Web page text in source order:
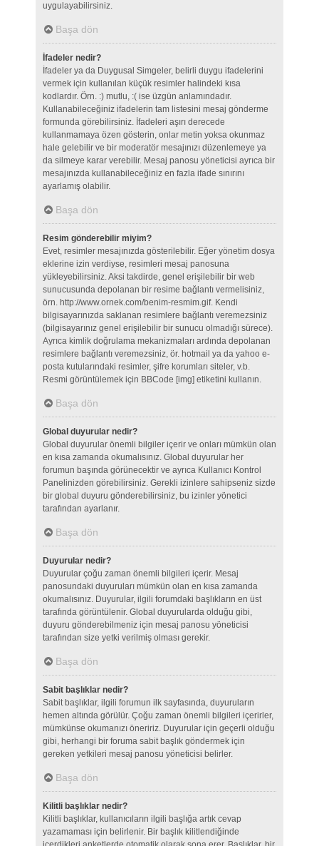
uygulayabilirsiniz.
Başa dön
İfadeler nedir?
İfadeler ya da Duygusal Simgeler, belirli duygu ifadelerini
vermek için kullanılan küçük resimler halindeki kısa
kodlardır. Örn. :) mutlu, :( ise üzgün anlamındadır.
Kullanabileceğiniz ifadelerin tam listesini mesaj gönderme
formunda görebilirsiniz. İfadeleri aşırı derecede
kullanmamaya özen gösterin, onlar metin yoksa okunmaz
hale gelebilir ve bir moderatör mesajınızı düzenlemeye ya
da silmeye karar verebilir. Mesaj panosu yöneticisi ayrıca bir
mesajınızda kullanabileceğiniz en fazla ifade sınırını
ayarlamış olabilir.
Başa dön
Resim gönderebilir miyim?
Evet, resimler mesajınızda gösterilebilir. Eğer yönetim dosya
eklerine izin verdiyse, resimleri mesaj panosuna
yükleyebilirsiniz. Aksi takdirde, genel erişilebilir bir web
sunucusunda depolanan bir resime bağlantı vermelisiniz,
örn. http://www.ornek.com/benim-resmim.gif. Kendi
bilgisayarınızda saklanan resimlere bağlantı veremezsiniz
(bilgisayarınız genel erişilebilir bir sunucu olmadığı sürece).
Ayrıca kimlik doğrulama mekanizmaları ardında depolanan
resimlere bağlantı veremezsiniz, ör. hotmail ya da yahoo e-
posta kutularındaki resimler, şifre korumları siteler, v.b.
Resmi görüntülemek için BBCode [img] etiketini kullanın.
Başa dön
Global duyurular nedir?
Global duyurular önemli bilgiler içerir ve onları mümkün olan
en kısa zamanda okumalısınız. Global duyurular her
forumun başında görünecektir ve ayrıca Kullanıcı Kontrol
Panelinizden görebilirsiniz. Gerekli izinlere sahipseniz sizde
bir global duyuru gönderebilirsiniz, bu izinler yönetici
tarafından ayarlanır.
Başa dön
Duyurular nedir?
Duyurular çoğu zaman önemli bilgileri içerir. Mesaj
panosundaki duyuruları mümkün olan en kısa zamanda
okumalısınız. Duyurular, ilgili forumdaki başlıkların en üst
tarafında görüntülenir. Global duyurularda olduğu gibi,
duyuru gönderebilmeniz için mesaj panosu yöneticisi
tarafından size yetki verilmiş olması gerekir.
Başa dön
Sabit başlıklar nedir?
Sabit başlıklar, ilgili forumun ilk sayfasında, duyuruların
hemen altında görülür. Çoğu zaman önemli bilgileri içerirler,
mümkünse okumanızı öneririz. Duyurular için geçerli olduğu
gibi, herhangi bir foruma sabit başlık göndermek için
gereken yetkileri mesaj panosu yöneticisi belirler.
Başa dön
Kilitli başlıklar nedir?
Kilitli başlıklar, kullanıcıların ilgili başlığa artık cevap
yazamaması için belirlenir. Bir başlık kilitlendiğinde